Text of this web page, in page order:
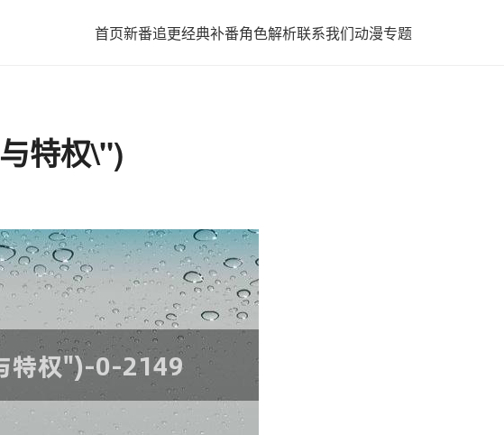
首页新番追更经典补番角色解析联系我们动漫专题
特权\")